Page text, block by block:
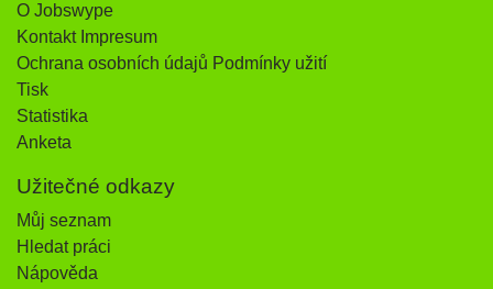
O Jobswype
Kontakt Impresum
Ochrana osobních údajů Podmínky užití
Tisk
Statistika
Anketa
Užitečné odkazy
Můj seznam
Hledat práci
Nápověda